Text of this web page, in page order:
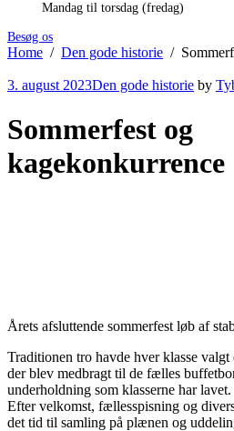
Mandag til torsdag (fredag)
Besøg os
Home Den gode historie
3. august 2023Den gode historie by
Sommerfest og
kagekonkurrence
Årets afsluttende sommerfest løb af
Traditionen tro havde hver klasse
der blev medbragt til de fælles
underholdning som klasserne har lavet.
Efter velkomst, fællesspisning og
det tid til samling på plænen og